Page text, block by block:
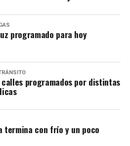
programado para hoy
programados por distintas
termina con frío y un poco